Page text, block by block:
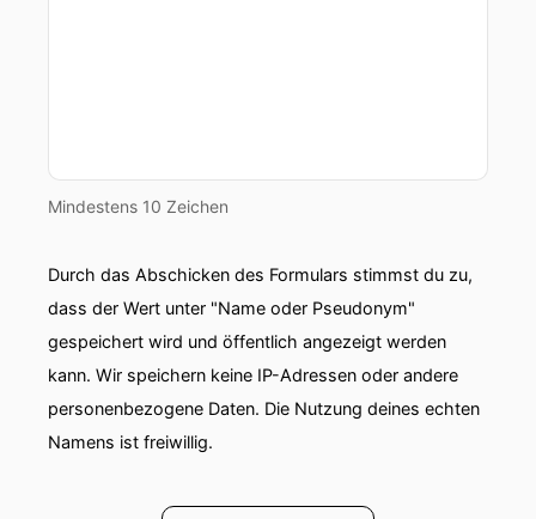
Mindestens 10 Zeichen
Durch das Abschicken des Formulars stimmst du zu,
dass der Wert unter "Name oder Pseudonym"
gespeichert wird und öffentlich angezeigt werden
kann. Wir speichern keine IP-Adressen oder andere
personenbezogene Daten. Die Nutzung deines echten
Namens ist freiwillig.